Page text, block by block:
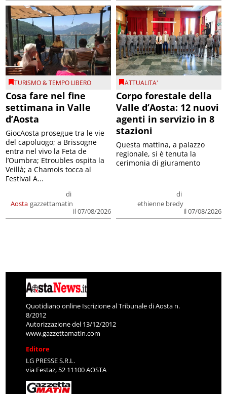
TURISMO & TEMPO LIBERO
Cosa fare nel fine
settimana in Valle
d’Aosta
Aosta
di
gazzettamatin
il 07/08/2026
GiocAosta prosegue tra le vie
del capoluogo; a Brissogne
entra nel vivo la Feta de
l’Oumbra; Etroubles ospita la
Veillà; a Chamois tocca al
Festival A...
ATTUALITA'
Corpo forestale della
Valle d’Aosta: 12 nuovi
agenti in servizio in 8
stazioni
di
ethienne bredy
il 07/08/2026
Questa mattina, a palazzo
regionale, si è tenuta la
cerimonia di giuramento
Quotidiano online Iscrizione al Tribunale di Aosta n.
8/2012
Autorizzazione del 13/12/2012
www.gazzettamatin.com
Editore
LG PRESSE S.R.L.
via Festaz, 52 11100 AOSTA